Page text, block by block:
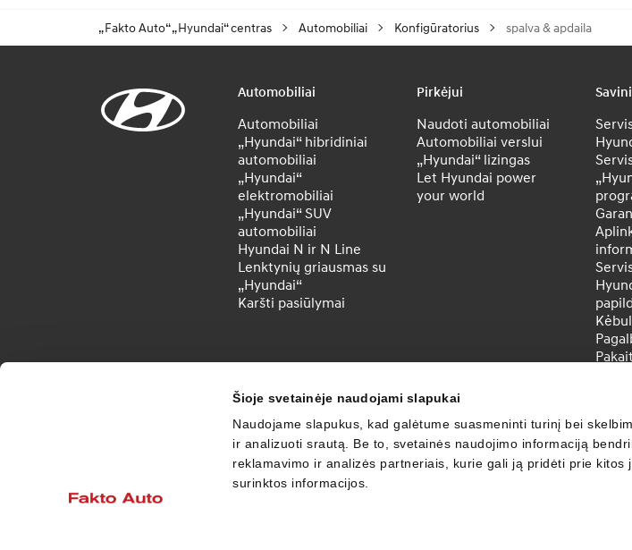
Šioje svetainėje naudojami slapukai
Naudojame slapukus, kad galėtume suasmeninti turinį bei
ir analizuoti srautą. Be to, svetainės naudojimo informaciją
reklamavimo ir analizės partneriais, kurie gali ją pridėti prie kitos
surinktos informacijos.
„Fakto Auto“ „Hyundai“ centras Automobiliai Konfigūratorius spalva & apdaila
Automobiliai
Automobiliai
„Hyundai“ hibridiniai
automobiliai
„Hyundai“
elektromobiliai
„Hyundai“ SUV
automobiliai
Hyundai N ir N Line
Lenktynių griausmas su
„Hyundai“
Karšti pasiūlymai
Pirkėjui
Naudoti automobiliai
Automobiliai verslui
„Hyundai“ lizingas
Let Hyundai power
your world